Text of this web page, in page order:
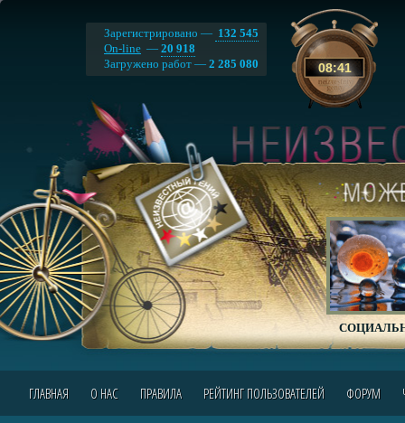
08:41
Зарегистрировано — 132 545
On-line — 20 918
Загружено работ — 2 285 080
ГЛАВНАЯ О НАС ПРАВИЛА РЕЙТИНГ ПОЛЬЗОВАТЕЛЕЙ ФОРУМ